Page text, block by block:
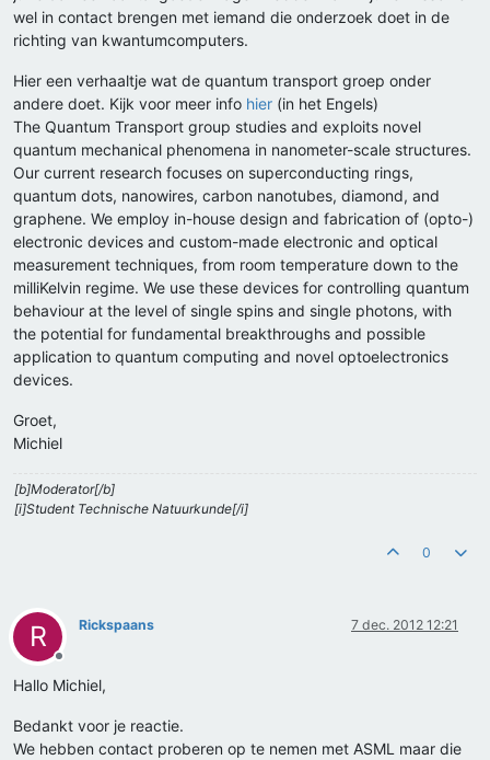
wel in contact brengen met iemand die onderzoek doet in de
richting van kwantumcomputers.
Hier een verhaaltje wat de quantum transport groep onder
andere doet. Kijk voor meer info hier (in het Engels)
The Quantum Transport group studies and exploits novel
quantum mechanical phenomena in nanometer-scale structures.
Our current research focuses on superconducting rings,
quantum dots, nanowires, carbon nanotubes, diamond, and
graphene. We employ in-house design and fabrication of (opto-)
electronic devices and custom-made electronic and optical
measurement techniques, from room temperature down to the
milliKelvin regime. We use these devices for controlling quantum
behaviour at the level of single spins and single photons, with
the potential for fundamental breakthroughs and possible
application to quantum computing and novel optoelectronics
devices.
Groet,
Michiel
[b]Moderator[/b]
[i]Student Technische Natuurkunde[/i]
0
R
Offline
Rickspaans 7 dec. 2012 12:21
Hallo Michiel,
Bedankt voor je reactie.
We hebben contact proberen op te nemen met ASML maar die